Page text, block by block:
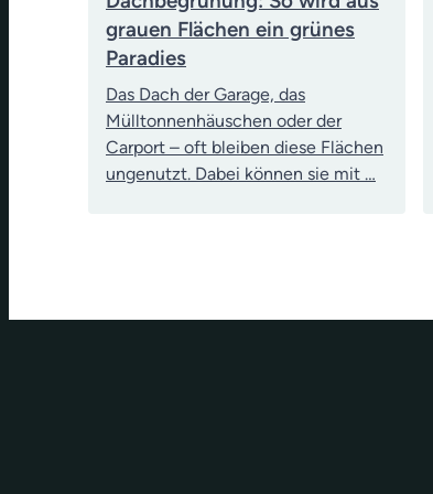
grauen Flächen ein grünes
Paradies
Das Dach der Garage, das
Mülltonnenhäuschen oder der
Carport – oft bleiben diese Flächen
ungenutzt. Dabei können sie mit …